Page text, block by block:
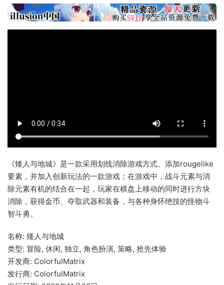
《矮人与地城》是一款采用划线消除游戏方式、添加rougelike
要素，并加入创新玩法的一款游戏；在游戏中，战斗元素与消
除元素有机的结合在一起，玩家在棋盘上移动的同时进行方块
消除，获得金币、夺取武器和装备，与各种身怀绝技的怪物斗
智斗勇。
名称: 矮人与地城
类型: 冒险, 休闲, 独立, 角色扮演, 策略, 抢先体验
开发商: ColorfulMatrix
发行商: ColorfulMatrix